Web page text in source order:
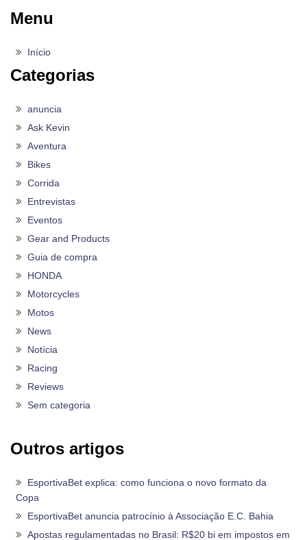
Menu
Início
Categorias
anuncia
Ask Kevin
Aventura
Bikes
Corrida
Entrevistas
Eventos
Gear and Products
Guia de compra
HONDA
Motorcycles
Motos
News
Notícia
Racing
Reviews
Sem categoria
Outros artigos
EsportivaBet explica: como funciona o novo formato da
Copa
EsportivaBet anuncia patrocínio à Associação E.C. Bahia
Apostas regulamentadas no Brasil: R$20 bi em impostos em